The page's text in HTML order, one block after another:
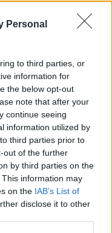
Personal
to third parties, or
information for
the below opt-out
note that after your
continue seeing
information utilized by
third parties prior to
out of the further
by third parties on the
This information may
on the IAB’s List of
disclose it to other